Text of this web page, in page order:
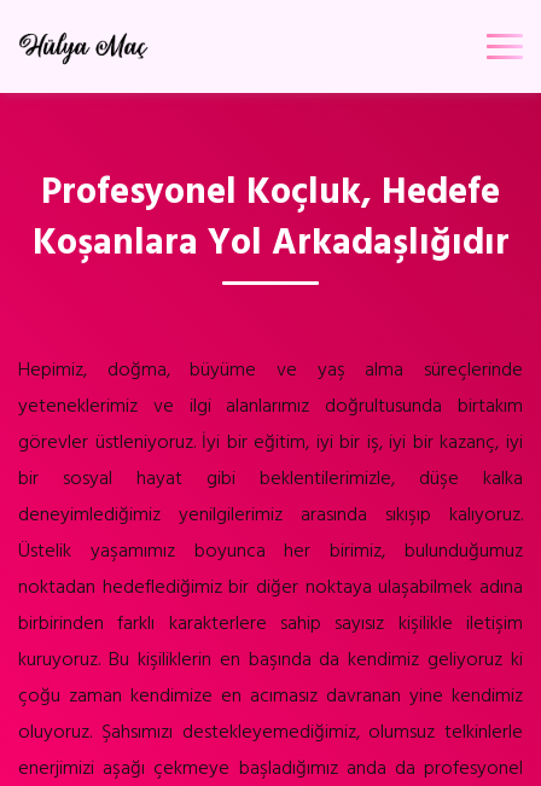
Profesyonel Koçluk, Hedefe
Koşanlara Yol Arkadaşlığıdır
Hepimiz, doğma, büyüme ve yaş alma süreçlerinde
yeteneklerimiz ve ilgi alanlarımız doğrultusunda birtakım
görevler üstleniyoruz. İyi bir eğitim, iyi bir iş, iyi bir kazanç, iyi
bir sosyal hayat gibi beklentilerimizle, düşe kalka
deneyimlediğimiz yenilgilerimiz arasında sıkışıp kalıyoruz.
Üstelik yaşamımız boyunca her birimiz, bulunduğumuz
noktadan hedeflediğimiz bir diğer noktaya ulaşabilmek adına
birbirinden farklı karakterlere sahip sayısız kişilikle iletişim
kuruyoruz. Bu kişiliklerin en başında da kendimiz geliyoruz ki
çoğu zaman kendimize en acımasız davranan yine kendimiz
oluyoruz. Şahsımızı destekleyemediğimiz, olumsuz telkinlerle
enerjimizi aşağı çekmeye başladığımız anda da profesyonel